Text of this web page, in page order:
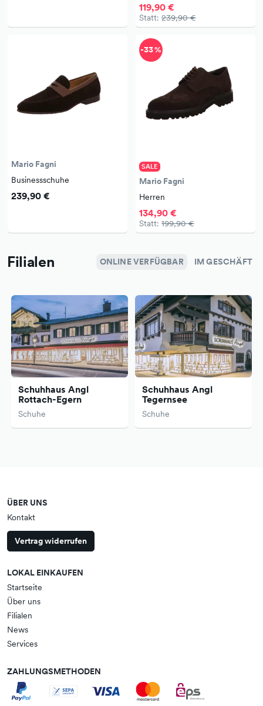
119,90 €
Statt: 239,90 €
Mario Fagni
Businessschuhe
239,90 €
SALE
Mario Fagni
Herren
134,90 €
Statt: 199,90 €
-33 %
Filialen ONLINE VERFÜGBAR IM GESCHÄFT
Schuhhaus Angl
Rottach-Egern
Schuhe
Schuhhaus Angl
Tegernsee
Schuhe
ÜBER UNS
Kontakt
Vertrag widerrufen
LOKAL EINKAUFEN
Startseite
Über uns
Filialen
News
Services
ZAHLUNGSMETHODEN